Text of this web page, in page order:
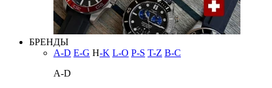
БРЕНДЫ
A-D E-G H-K L-O P-S T-Z В-С
A-D